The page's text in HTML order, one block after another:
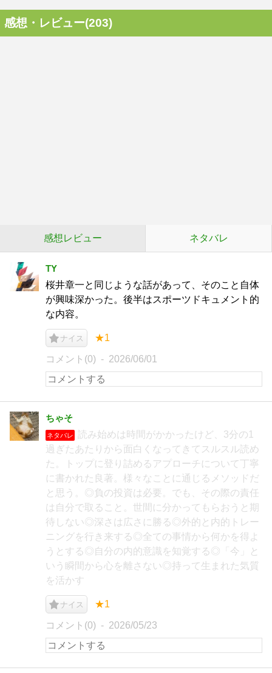
感想・レビュー(203)
感想レビュー ネタバレ
TY
桜井章一と同じような話があって、そのこと自体
が興味深かった。後半はスポーツドキュメント的
な内容。
ナイス ★1
コメント(0) 2026/06/01
ちゃそ
ネタバレ
読み始めは時間がかかったけど、3分の1
過ぎたあたりから面白くなってきてスルスル読め
た。トップに登り詰めるアプローチについて丁寧
に書かれた良著。様々なことに通じるメソッドだ
と思う。◎負の投資は必要。でも、その際の責任
は自分で取ること。世間に分かってもらおうと期
待しない◎深さは広さに勝る◎外的と内的トレー
ニングを行き来する◎全ての事情から何かを得よ
うとする◎自分の内的意識を知覚する◎「今」と
いう瞬間から心を離さない◎持って生まれた気質
を活かす
ナイス ★1
コメント(0) 2026/05/23